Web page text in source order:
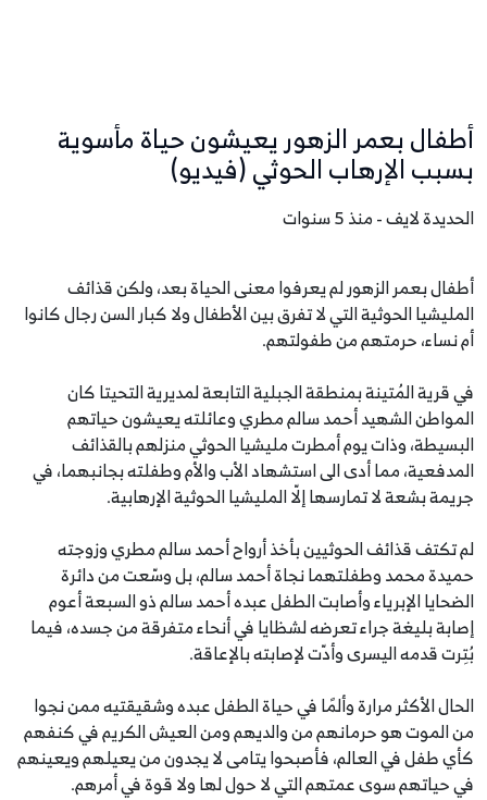
أطفال بعمر الزهور يعيشون حياة مأسوية
بسبب الإرهاب الحوثي (فيديو)
الحديدة لايف - منذ 5 سنوات
أطفال بعمر الزهور لم يعرفوا معنى الحياة بعد، ولكن قذائف
المليشيا الحوثية التي لا تفرق بين الأطفال ولا كبار السن رجال كانوا
أم نساء، حرمتهم من طفولتهم.
في قرية المُتينة بمنطقة الجبلية التابعة لمديرية التحيتا كان
المواطن الشهيد أحمد سالم مطري وعائلته يعيشون حياتهم
البسيطة، وذات يوم أمطرت مليشيا الحوثي منزلهم بالقذائف
المدفعية، مما أدى الى استشهاد الأب والأم وطفلته بجانبهما، في
جريمة بشعة لا تمارسها إلّا المليشيا الحوثية الإرهابية.
لم تكتف قذائف الحوثيين بأخذ أرواح أحمد سالم مطري وزوجته
حميدة محمد وطفلتهما نجاة أحمد سالم، بل وسّعت من دائرة
الضحايا الإبرياء وأصابت الطفل عبده أحمد سالم ذو السبعة أعوم
إصابة بليغة جراء تعرضه لشظايا في أنحاء متفرقة من جسده، فيما
بُتِرت قدمه اليسرى وأدّت لإصابته بالإعاقة.
الحال الأكثر مرارة وألمًا في حياة الطفل عبده وشقيقتيه ممن نجوا
من الموت هو حرمانهم من والديهم ومن العيش الكريم في كنفهم
كأي طفل في العالم، فأصبحوا يتامى لا يجدون من يعيلهم ويعينهم
في حياتهم سوى عمتهم التي لا حول لها ولا قوة في أمرهم.